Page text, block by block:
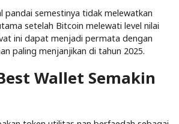
pandai semestinya tidak melewatkan
setelah Bitcoin melewati level nilai
ini dapat menjadi permata dengan
paling menjanjikan di tahun 2025.
Wallet Semakin